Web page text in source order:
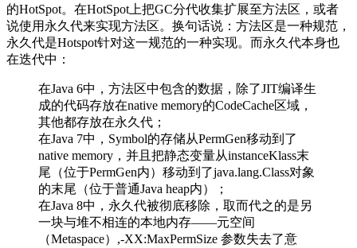
的HotSpot。在HotSpot上把GC分代收集扩展至方法区，或者
说使用永久代来实现方法区。换句话说：方法区是一种规范，
永久代是Hotspot针对这一规范的一种实现。而永久代本身也
在迭代中：
在Java 6中，方法区中包含的数据，除了JIT编译生
成的代码存放在native memory的CodeCache区域，
其他都存放在永久代；
在Java 7中，Symbol的存储从PermGen移动到了
native memory，并且把静态变量从instanceKlass末
尾（位于PermGen内）移动到了java.lang.Class对象
的末尾（位于普通Java heap内）；
在Java 8中，永久代被彻底移除，取而代之的是另
一块与堆不相连的本地内存——元空间
（Metaspace）,‑XX:MaxPermSize 参数失去了意